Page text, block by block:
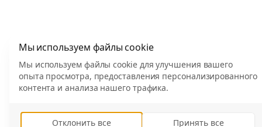
Мы используем файлы cookie
Мы используем файлы cookie для улучшения вашего
опыта просмотра, предоставления персонализированного
контента и анализа нашего трафика.
Отклонить все Принять все